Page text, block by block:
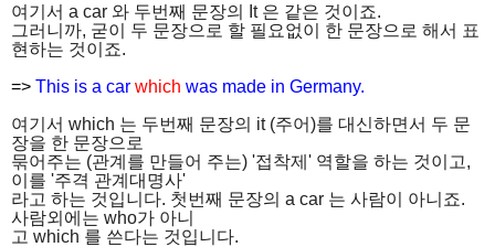
여기서 a car 와 두번째 문장의 It 은 같은 것이죠.
그러니까, 굳이 두 문장으로 할 필요없이 한 문장으로 해서 표
현하는 것이죠.
=> This is a car which was made in Germany.
여기서 which 는 두번째 문장의 it (주어)를 대신하면서 두 문
장을 한 문장으로
묶어주는 (관계를 만들어 주는) '접착제' 역할을 하는 것이고,
이를 '주격 관계대명사'
라고 하는 것입니다. 첫번째 문장의 a car 는 사람이 아니죠.
사람외에는 who가 아니
고 which 를 쓴다는 것입니다.